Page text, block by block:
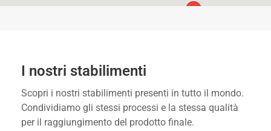
I nostri stabilimenti
Scopri i nostri stabilimenti presenti in tutto il mondo.
Condividiamo gli stessi processi e la stessa qualità
per il raggiungimento del prodotto finale.